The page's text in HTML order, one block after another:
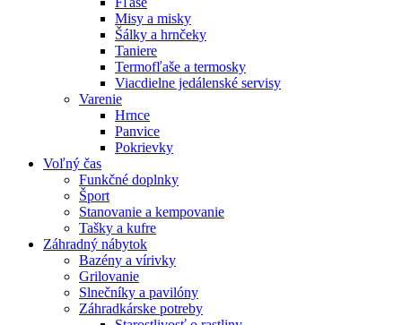
Misy a misky
Šálky a hrnčeky
Taniere
Termofľaše a termosky
Viacdielne jedálenské servisy
Varenie
Hrnce
Panvice
Pokrievky
Voľný čas
Funkčné doplnky
Šport
Stanovanie a kempovanie
Tašky a kufre
Záhradný nábytok
Bazény a vírivky
Grilovanie
Slnečníky a pavilóny
Záhradkárske potreby